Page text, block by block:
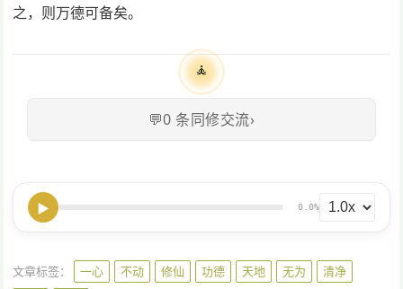
之，则万德可备矣。
🧘
💬0 条同修交流›
▶ 0.0%
文章标签： 一心 不动 修仙 功德 天地 无为
清净